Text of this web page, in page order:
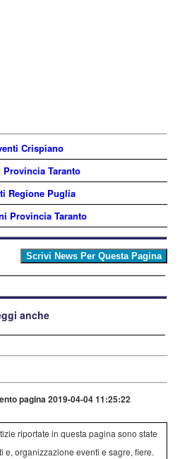
Crispiano
Provincia Taranto
Regione Puglia
Provincia Taranto
anche
pagina 2019-04-04 11:25:22
riportate in questa pagina sono state
e, organizzazione eventi e sagre, fiere.